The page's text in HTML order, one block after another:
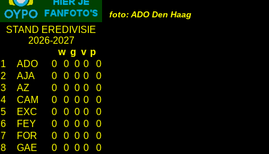
STAND EREDIVISIE
2026-2027
w g v p
1
ADO 0 0 0 0
0
2
AJA 0 0 0 0
0
3
AZ 0 0 0 0
0
4
CAM 0 0 0 0
0
5
EXC 0 0 0 0
0
6
FEY 0 0 0 0
0
7
FOR 0 0 0 0
0
8
GAE 0 0 0 0
0
foto: ADO Den Haag